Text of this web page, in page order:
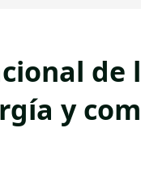
de
y